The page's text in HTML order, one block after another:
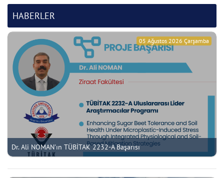
HABERLER
Dr. Ali NOMAN'ın TÜBİTAK 2232-A Başarısı
05 Ağustos 2026 Çarşamba